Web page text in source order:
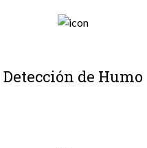
Detección de Humo